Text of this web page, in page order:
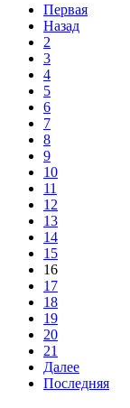
Первая
Назад
2
3
4
5
6
7
8
9
10
11
12
13
14
15
16
17
18
19
20
21
Далее
Последняя